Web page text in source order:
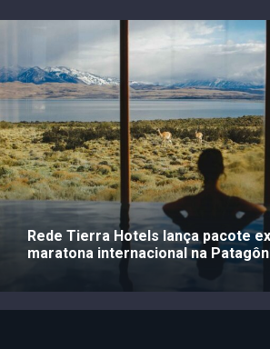
Rede Tierra Hotels lança pacote
maratona internacional na